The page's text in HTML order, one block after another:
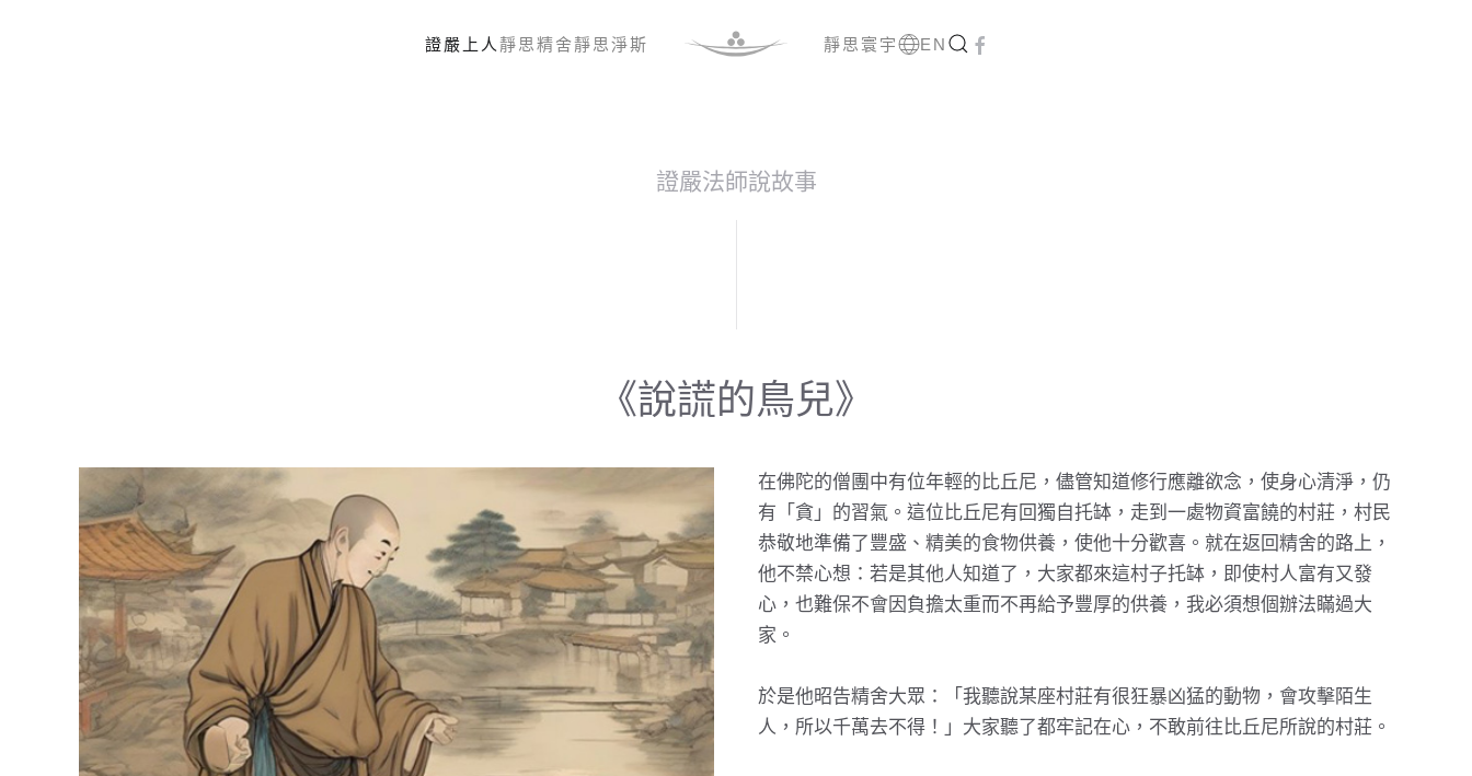
證嚴上人 靜思精舍靜思淨斯 靜思寰宇 EN
證嚴法師說故事
《說謊的鳥兒》
在佛陀的僧團中有位年輕的比丘尼，儘管知道修行應離欲念，使身心清淨，仍
有「貪」的習氣。這位比丘尼有回獨自托缽，走到一處物資富饒的村莊，村民
恭敬地準備了豐盛、精美的食物供養，使他十分歡喜。就在返回精舍的路上，
他不禁心想：若是其他人知道了，大家都來這村子托缽，即使村人富有又發
心，也難保不會因負擔太重而不再給予豐厚的供養，我必須想個辦法瞞過大
家。
於是他昭告精舍大眾：「我聽說某座村莊有很狂暴凶猛的動物，會攻擊陌生
人，所以千萬去不得！」大家聽了都牢記在心，不敢前往比丘尼所說的村莊。